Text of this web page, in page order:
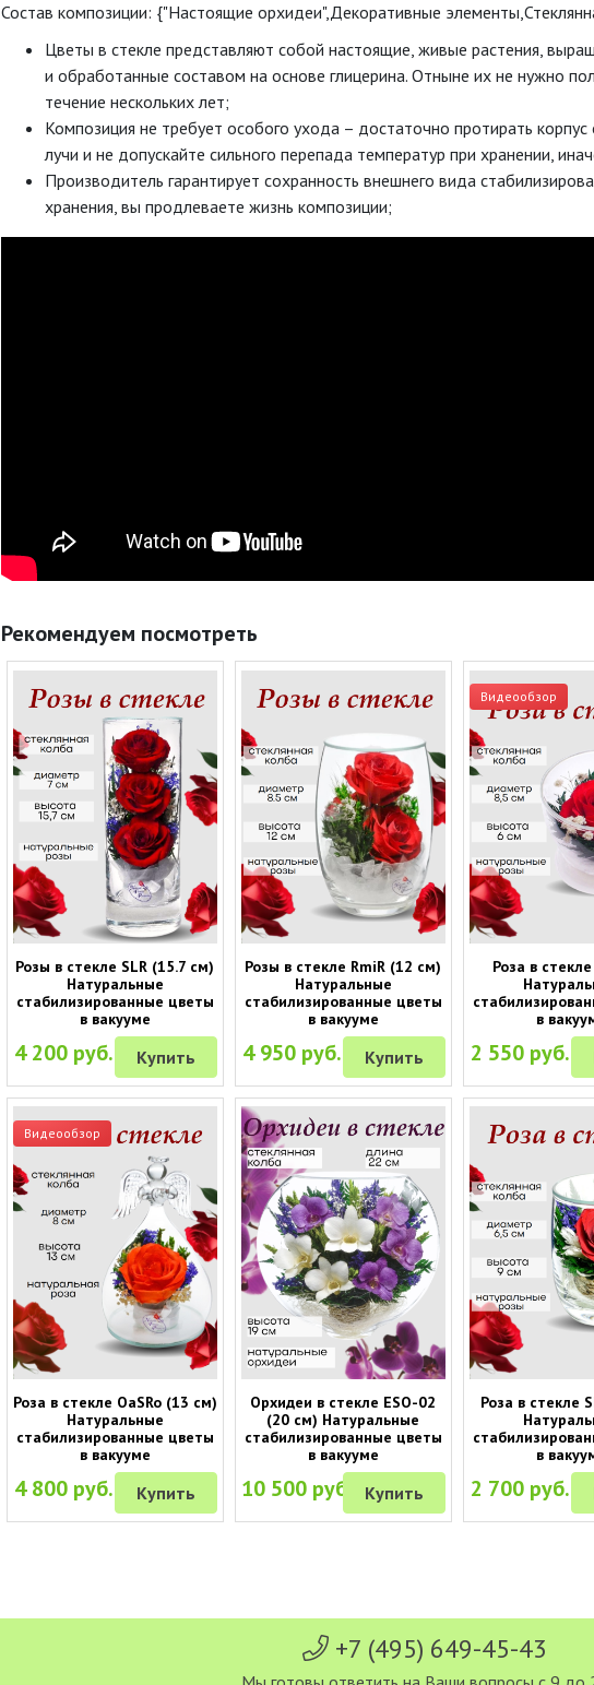
Состав композиции: {"Настоящие орхидеи",Декоративные
Цветы в стекле представляют собой настоящие, живые растения,
и обработанные составом на основе глицерина. Отныне их не нужно
течение нескольких лет;
Композиция не требует особого ухода – достаточно протирать
лучи и не допускайте сильного перепада температур при хранении,
Производитель гарантирует сохранность внешнего вида
хранения, вы продлеваете жизнь композиции;
Рекомендуем посмотреть
Розы в стекле SLR (15.7 см)
Натуральные
стабилизированные цветы
в вакууме
4 200 руб. Купить
Розы в стекле RmiR (12 см)
Натуральные
стабилизированные цветы
в вакууме
4 950 руб. Купить
Видеообзор
Роза в
в
2 550 руб.
Видеообзор
Роза в стекле OaSRo (13 см)
Натуральные
стабилизированные цветы
в вакууме
4 800 руб. Купить
Орхидеи в стекле ESO-02
(20 см) Натуральные
стабилизированные цветы
в вакууме
10 500 руб. Купить
Роза в стекле
в
2 700 руб.
+7 (495) 649-45-43